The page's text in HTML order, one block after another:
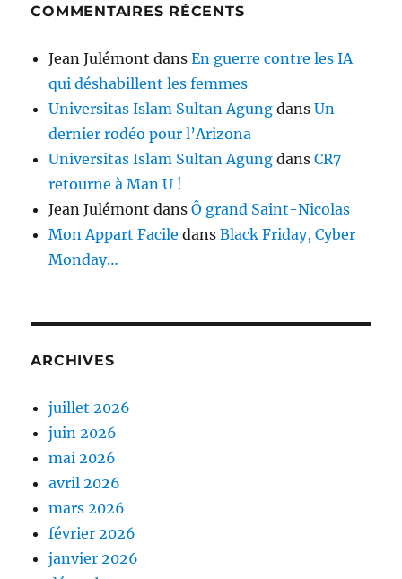
COMMENTAIRES RÉCENTS
Jean Julémont dansEn guerre contre les IA
qui déshabillent les femmes
Universitas Islam Sultan Agung dansUn
dernier rodéo pour l’Arizona
Universitas Islam Sultan Agung dansCR7
retourne à Man U !
Jean Julémont dansÔ grand Saint-Nicolas
Mon Appart Facile dansBlack Friday, Cyber
Monday…
ARCHIVES
juillet 2026
juin 2026
mai 2026
avril 2026
mars 2026
février 2026
janvier 2026